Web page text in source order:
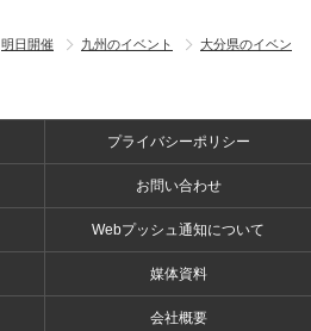
明日開催 九州のイベント
大分県のイベン
プライバシーポリシー
お問い合わせ
Webプッシュ通知について
媒体資料
会社概要